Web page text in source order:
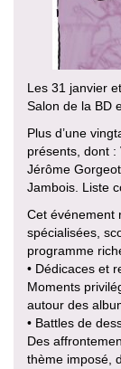
Les 31 janvier
Salon de la BD
Plus d’une
présents, dont :
Jérôme
Jambois. Liste
Cet événement
spécialisées,
programme
• Dédicaces et
Moments
autour des
• Battles de
Des
thème imposé,